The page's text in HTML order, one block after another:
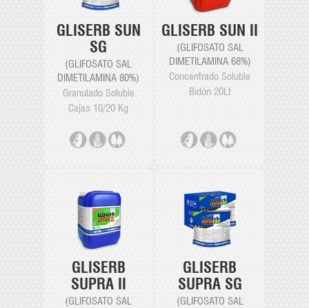
GLISERB SUN
SG
(GLIFOSATO SAL
DIMETILAMINA 80%)
Granulado Soluble
Cajas 10/20 Kg
GLISERB SUN II
(GLIFOSATO SAL
DIMETILAMINA 68%)
Concentrado Soluble
Bidón 20Lt
GLISERB
SUPRA II
(GLIFOSATO SAL
GLISERB
SUPRA SG
(GLIFOSATO SAL